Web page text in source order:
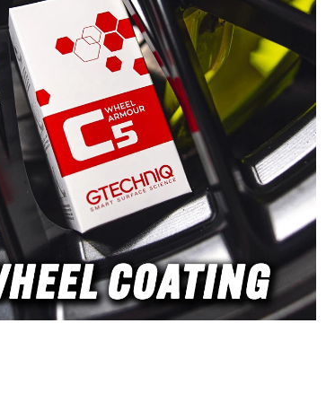
intact voor optimale koeling en
minimaliseert samendrukking. Detail
Passion combineert deze
eigenschappen met hun ervaring in
extreem agressieve Heavy Cut polish
zoals 3D Car Care 510 en de veelzijdige
3D One Hybrid om een unieke
schuimsamenstelling te maken. DP Pro
Therminator white - Super Heavy Cut
voor zware lakdefecten DP Pro
Therminator orange - Medium Cut
voor One Step, All in One en medium
polishes DP Pro Therminator maroon -
Medium Polish voor gemiddelde
polijstbehoeften en finish DP Pro
Therminator black - Glansfinish voor
gevoelige lakken of extreem hoge glans
Van Super Heavy Cut tot Finish: DP Pro
Therminator polijstpads voor roterend
en excentrisch gebruik In tegenstelling